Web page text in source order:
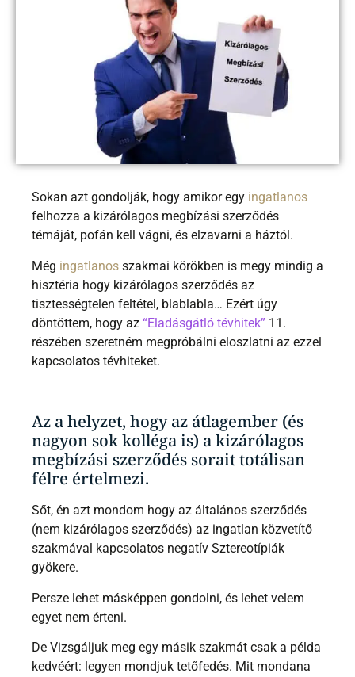
Sokan azt gondolják, hogy amikor egy ingatlanos
felhozza a kizárólagos megbízási szerződés
témáját, pofán kell vágni, és elzavarni a háztól.
Még ingatlanos szakmai körökben is megy mindig a
hisztéria hogy kizárólagos szerződés az
tisztességtelen feltétel, blablabla… Ezért úgy
döntöttem, hogy az “Eladásgátló tévhitek” 11.
részében szeretném megpróbálni eloszlatni az ezzel
kapcsolatos tévhiteket.
Az a helyzet, hogy az átlagember (és
nagyon sok kolléga is) a kizárólagos
megbízási szerződés sorait totálisan
félre értelmezi.
Sőt, én azt mondom hogy az általános szerződés
(nem kizárólagos szerződés) az ingatlan közvetítő
szakmával kapcsolatos negatív Sztereotípiák
gyökere.
Persze lehet másképpen gondolni, és lehet velem
egyet nem érteni.
De Vizsgáljuk meg egy másik szakmát csak a példa
kedvéért: legyen mondjuk tetőfedés. Mit mondana